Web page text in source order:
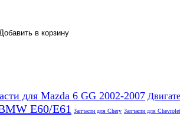
для Mazda 6 GG 2002-2007
E60/E61 Запчасти для Chery Запчасти для Chevrolet